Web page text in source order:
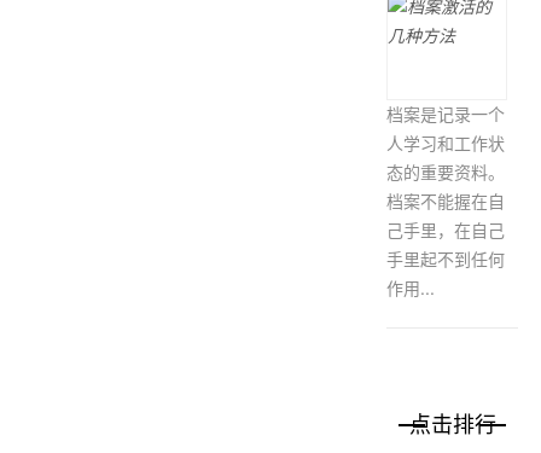
档案是记录一个
人学习和工作状
态的重要资料。
档案不能握在自
己手里，在自己
手里起不到任何
作用...
点击排行